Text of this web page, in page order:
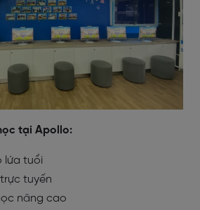
tại Apollo:
lứa tuổi
tuyến
nâng cao